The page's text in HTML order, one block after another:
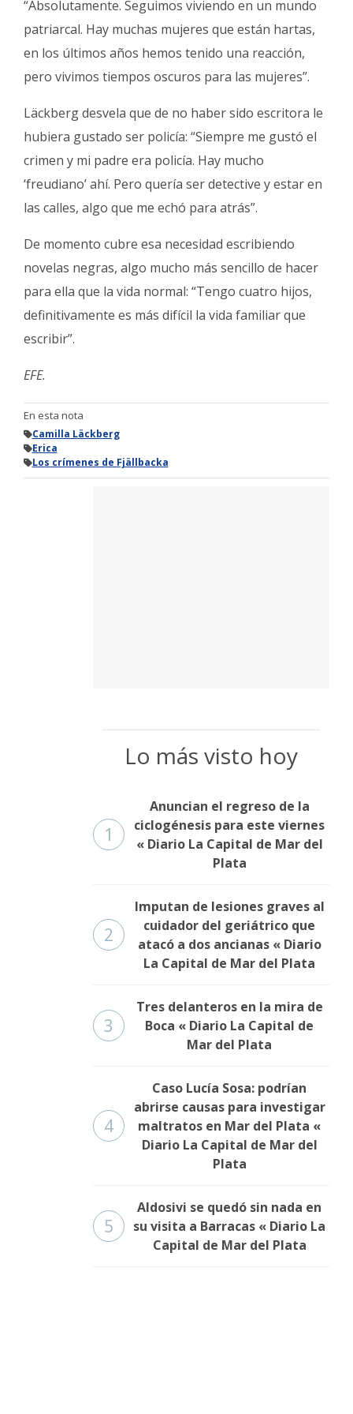
“Absolutamente. Seguimos viviendo en un mundo
patriarcal. Hay muchas mujeres que están hartas,
en los últimos años hemos tenido una reacción,
pero vivimos tiempos oscuros para las mujeres”.
Läckberg desvela que de no haber sido escritora le
hubiera gustado ser policía: “Siempre me gustó el
crimen y mi padre era policía. Hay mucho
‘freudiano’ ahí. Pero quería ser detective y estar en
las calles, algo que me echó para atrás”.
De momento cubre esa necesidad escribiendo
novelas negras, algo mucho más sencillo de hacer
para ella que la vida normal: “Tengo cuatro hijos,
definitivamente es más difícil la vida familiar que
escribir”.
EFE.
En esta nota
Camilla Läckberg
Erica
Los crímenes de Fjällbacka
Lo más visto hoy
1
Anuncian el regreso de la
ciclogénesis para este viernes
« Diario La Capital de Mar del
Plata
2
Imputan de lesiones graves al
cuidador del geriátrico que
atacó a dos ancianas « Diario
La Capital de Mar del Plata
3
Tres delanteros en la mira de
Boca « Diario La Capital de
Mar del Plata
4
Caso Lucía Sosa: podrían
abrirse causas para investigar
maltratos en Mar del Plata «
Diario La Capital de Mar del
Plata
5
Aldosivi se quedó sin nada en
su visita a Barracas « Diario La
Capital de Mar del Plata